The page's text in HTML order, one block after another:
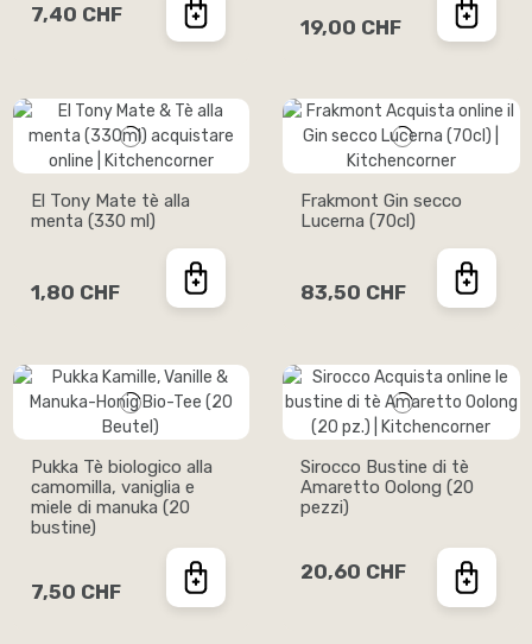
7,40 CHF
19,00 CHF
El Tony Mate tè alla
menta (330 ml)
1,80 CHF
Frakmont Gin secco
Lucerna (70cl)
83,50 CHF
Pukka Tè biologico alla
camomilla, vaniglia e
miele di manuka (20
bustine)
7,50 CHF
Sirocco Bustine di tè
Amaretto Oolong (20
pezzi)
20,60 CHF